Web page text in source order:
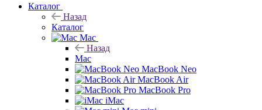
Каталог
Назад
Каталог
Mac
Назад
Mac
MacBook Neo
MacBook Air
MacBook Pro
iMac